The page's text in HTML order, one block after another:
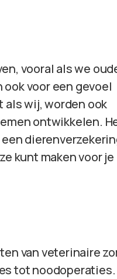
vooral als we
voor een gevoel
als wij, worden ook
ontwikkelen.
kunt maken voor je
van veterinaire
tot noodoperaties.